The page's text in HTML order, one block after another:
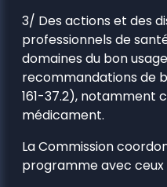
3/ Des actions et des
professionnels de
domaines du bon
recommandations de
161-37.2), notamment
médicament.
La Commission
programme avec ceux